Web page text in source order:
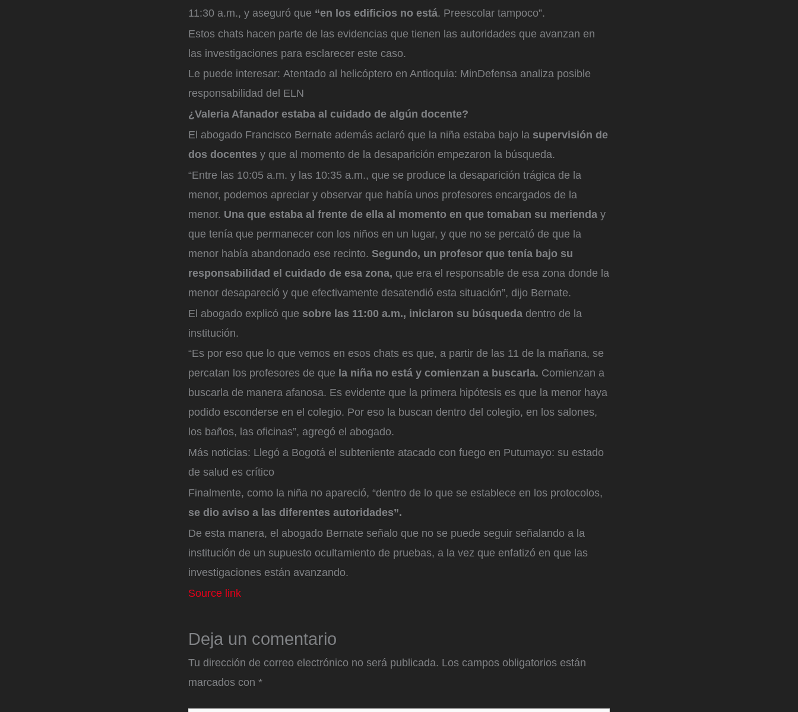
11:30 a.m., y aseguró que “en los edificios no está. Preescolar tampoco”.
Estos chats hacen parte de las evidencias que tienen las autoridades que avanzan en
las investigaciones para esclarecer este caso.
Le puede interesar: Atentado al helicóptero en Antioquia: MinDefensa analiza posible
responsabilidad del ELN
¿Valeria Afanador estaba al cuidado de algún docente?
El abogado Francisco Bernate además aclaró que la niña estaba bajo la supervisión de
dos docentes y que al momento de la desaparición empezaron la búsqueda.
“Entre las 10:05 a.m. y las 10:35 a.m., que se produce la desaparición trágica de la
menor, podemos apreciar y observar que había unos profesores encargados de la
menor. Una que estaba al frente de ella al momento en que tomaban su merienda y
que tenía que permanecer con los niños en un lugar, y que no se percató de que la
menor había abandonado ese recinto. Segundo, un profesor que tenía bajo su
responsabilidad el cuidado de esa zona, que era el responsable de esa zona donde la
menor desapareció y que efectivamente desatendió esta situación”, dijo Bernate.
El abogado explicó que sobre las 11:00 a.m., iniciaron su búsqueda dentro de la
institución.
“Es por eso que lo que vemos en esos chats es que, a partir de las 11 de la mañana, se
percatan los profesores de que la niña no está y comienzan a buscarla. Comienzan a
buscarla de manera afanosa. Es evidente que la primera hipótesis es que la menor haya
podido esconderse en el colegio. Por eso la buscan dentro del colegio, en los salones,
los baños, las oficinas”, agregó el abogado.
Más noticias: Llegó a Bogotá el subteniente atacado con fuego en Putumayo: su estado
de salud es crítico
Finalmente, como la niña no apareció, “dentro de lo que se establece en los protocolos,
se dio aviso a las diferentes autoridades”.
De esta manera, el abogado Bernate señalo que no se puede seguir señalando a la
institución de un supuesto ocultamiento de pruebas, a la vez que enfatizó en que las
investigaciones están avanzando.
Source link
Deja un comentario
Tu dirección de correo electrónico no será publicada. Los campos obligatorios están
marcados con *